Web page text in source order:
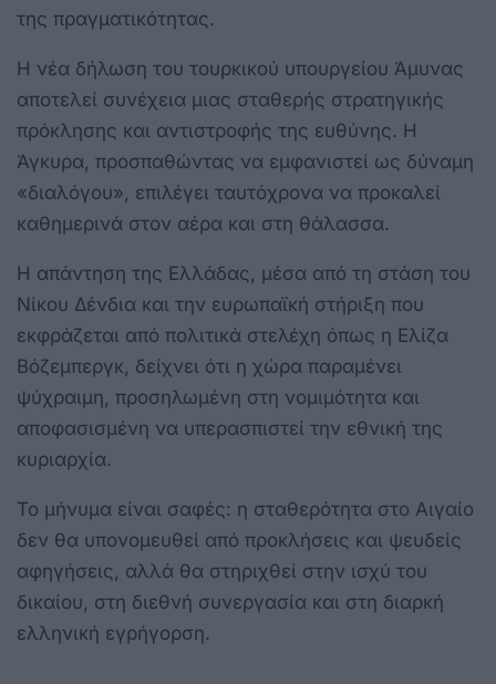
της πραγματικότητας.
Η νέα δήλωση του τουρκικού υπουργείου Άμυνας
αποτελεί συνέχεια μιας σταθερής στρατηγικής
πρόκλησης και αντιστροφής της ευθύνης. Η
Άγκυρα, προσπαθώντας να εμφανιστεί ως δύναμη
«διαλόγου», επιλέγει ταυτόχρονα να προκαλεί
καθημερινά στον αέρα και στη θάλασσα.
Η απάντηση της Ελλάδας, μέσα από τη στάση του
Νίκου Δένδια και την ευρωπαϊκή στήριξη που
εκφράζεται από πολιτικά στελέχη όπως η Ελίζα
Βόζεμπεργκ, δείχνει ότι η χώρα παραμένει
ψύχραιμη, προσηλωμένη στη νομιμότητα και
αποφασισμένη να υπερασπιστεί την εθνική της
κυριαρχία.
Το μήνυμα είναι σαφές: η σταθερότητα στο Αιγαίο
δεν θα υπονομευθεί από προκλήσεις και ψευδείς
αφηγήσεις, αλλά θα στηριχθεί στην ισχύ του
δικαίου, στη διεθνή συνεργασία και στη διαρκή
ελληνική εγρήγορση.